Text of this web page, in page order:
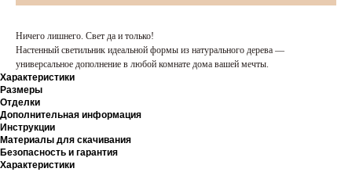
Ничего лишнего. Свет да и только!
Настенный светильник идеальной формы из натурального дерева —
универсальное дополнение в любой комнате дома вашей мечты.
Характеристики
Размеры
Отделки
Дополнительная информация
Инструкции
Материалы для скачивания
Безопасность и гарантия
Характеристики